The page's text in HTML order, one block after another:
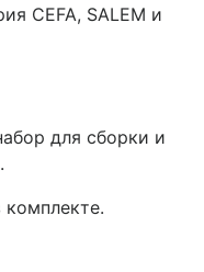
CEFA, SALEM и
для сборки и
комплекте.